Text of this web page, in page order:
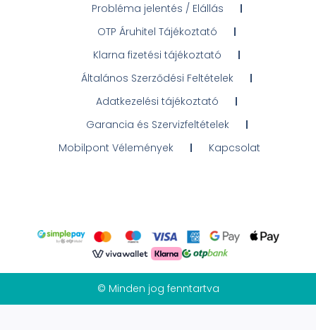
Probléma jelentés / Elállás
OTP Áruhitel Tájékoztató
Klarna fizetési tájékoztató
Általános Szerződési Feltételek
Adatkezelési tájékoztató
Garancia és Szervizfeltételek
Mobilpont Vélemények
Kapcsolat
© Minden jog fenntartva